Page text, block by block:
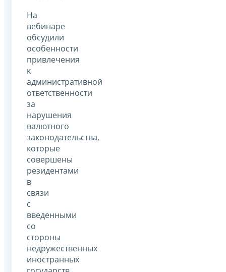
На
вебинаре
обсудили
особенности
привлечения
к
административной
ответственности
за
нарушения
валютного
законодательства,
которые
совершены
резидентами
в
связи
с
введенными
со
стороны
недружественных
иностранных